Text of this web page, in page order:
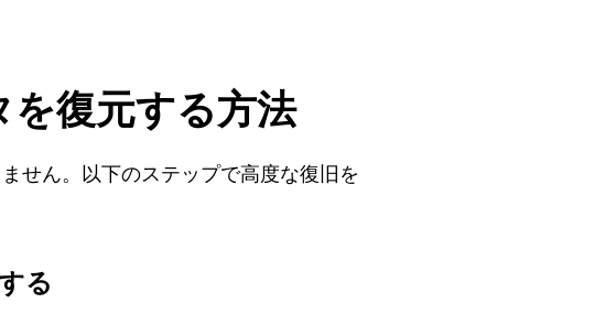
を復元する方法
せん。以下のステップで高度な復旧を
る